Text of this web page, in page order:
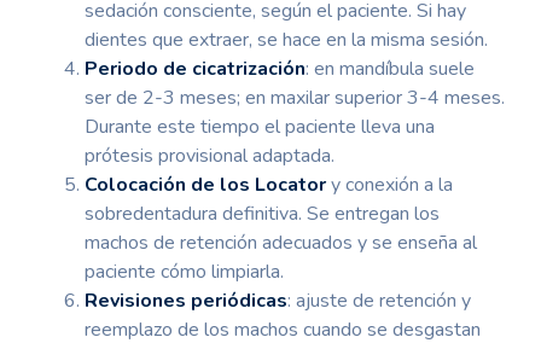
sedación consciente, según el paciente. Si hay
dientes que extraer, se hace en la misma sesión.
Periodo de cicatrización: en mandíbula suele
ser de 2-3 meses; en maxilar superior 3-4 meses.
Durante este tiempo el paciente lleva una
prótesis provisional adaptada.
Colocación de los Locatory conexión a la
sobredentadura definitiva. Se entregan los
machos de retención adecuados y se enseña al
paciente cómo limpiarla.
Revisiones periódicas: ajuste de retención y
reemplazo de los machos cuando se desgastan